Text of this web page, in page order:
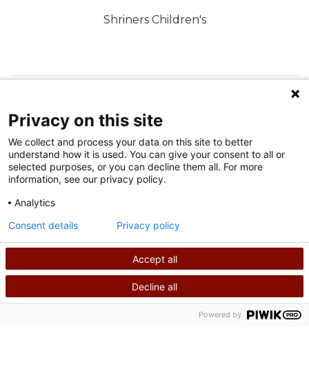
Shriners Children's
Datenschutzrichtlinie
©2026 Shriners International Copyright
RUFEN SIE UNS AN SUCHEN
Privacy on this site
We collect and process your data on this site to better
understand how it is used. You can give your consent to all or
selected purposes, or you can decline them all. For more
information, see our privacy policy.
Analytics
Accept all
Decline all
Consent details Privacy policy
Powered by